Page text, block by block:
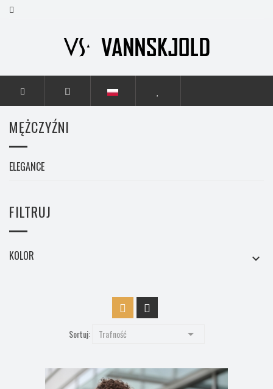
STRONA GŁÓWNA MĘŻCZYŹNI
MĘŻCZYŹNI
ELEGANCE
FILTRUJ
KOLOR 
Sortuj: Trafność 